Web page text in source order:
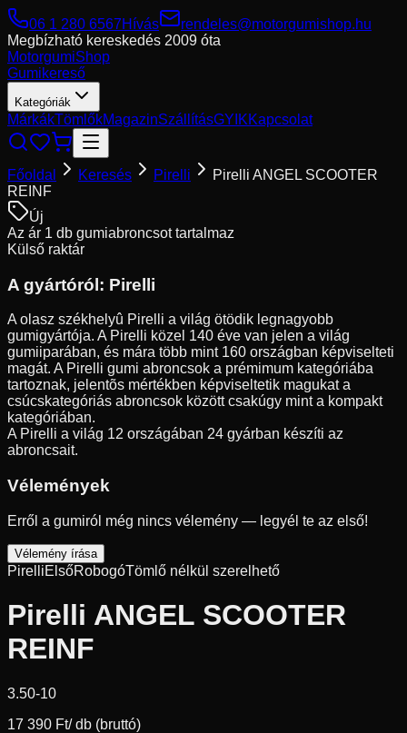
06 1 280 6567Hívás
rendeles@motorgumishop.hu
Megbízható kereskedés 2009 óta
MotorgumiShop
Gumikereső
Kategóriák
MárkákTömlőkMagazinSzállításGYIKKapcsolat
Főoldal Keresés Pirelli
Pirelli ANGEL SCOOTER
REINF
Új
Az ár 1 db gumiabroncsot tartalmaz
Külső raktár
A gyártóról: Pirelli
A olasz székhelyû Pirelli a világ ötödik legnagyobb
gumigyártója. A Pirelli közel 140 éve van jelen a világ
gumiiparában, és mára több mint 160 országban képviselteti
magát. A Pirelli gumi abroncsok a prémimum kategóriába
tartoznak, jelentõs mértékben képviseltetik magukat a
csúcskategóriás abroncsok között csakúgy mint a kompakt
kategóriában.
A Pirelli a világ 12 országában 24 gyárban készíti az
abroncsait.
Vélemények
Erről a gumiról még nincs vélemény — legyél te az első!
Vélemény írása
PirelliElsőRobogóTömlő nélkül szerelhető
Pirelli ANGEL SCOOTER
REINF
3.50-10
17 390 Ft/ db (bruttó)